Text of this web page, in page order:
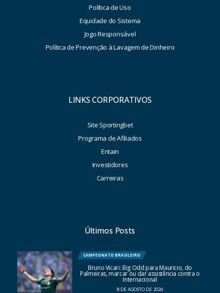
Política de Uso
Equidade do Sistema
Jogo Responsável
Política de Prevenção à Lavagem de Dinheiro
LINKS CORPORATIVOS
Site Sportingbet
Programa de Afiliados
Entain
Investidores
Carreiras
Últimos Posts
CAMPEONATO BRASILEIRO
Bruno Vicari: Big Odd para Mauricio, do
Palmeiras, marcar ou dar assistência contra o
Internacional
8 DE AGOSTO DE 2026